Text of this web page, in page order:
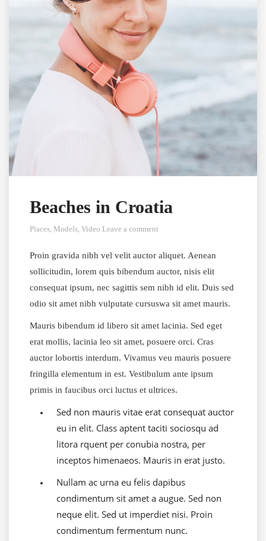
Beaches in Croatia
Places, Models, Video Leave a comment
Proin gravida nibh vel velit auctor aliquet. Aenean
sollicitudin, lorem quis bibendum auctor, nisis elit
consequat ipsum, nec sagittis sem nibh id elit. Duis sed
odio sit amet nibh vulputate cursuswa sit amet mauris.
Mauris bibendum id libero sit amet lacinia. Sed eget
erat mollis, lacinia leo sit amet, posuere orci. Cras
auctor lobortis interdum. Vivamus veu mauris posuere
fringilla elementum in est. Vestibulum ante ipsum
primis in faucibus orci luctus et ultrices.
Sed non mauris vitae erat consequat auctor
eu in elit. Class aptent taciti sociosqu ad
litora rquent per conubia nostra, per
inceptos himenaeos. Mauris in erat justo.
Nullam ac urna eu felis dapibus
condimentum sit amet a augue. Sed non
neque elit. Sed ut imperdiet nisi. Proin
condimentum fermentum nunc.